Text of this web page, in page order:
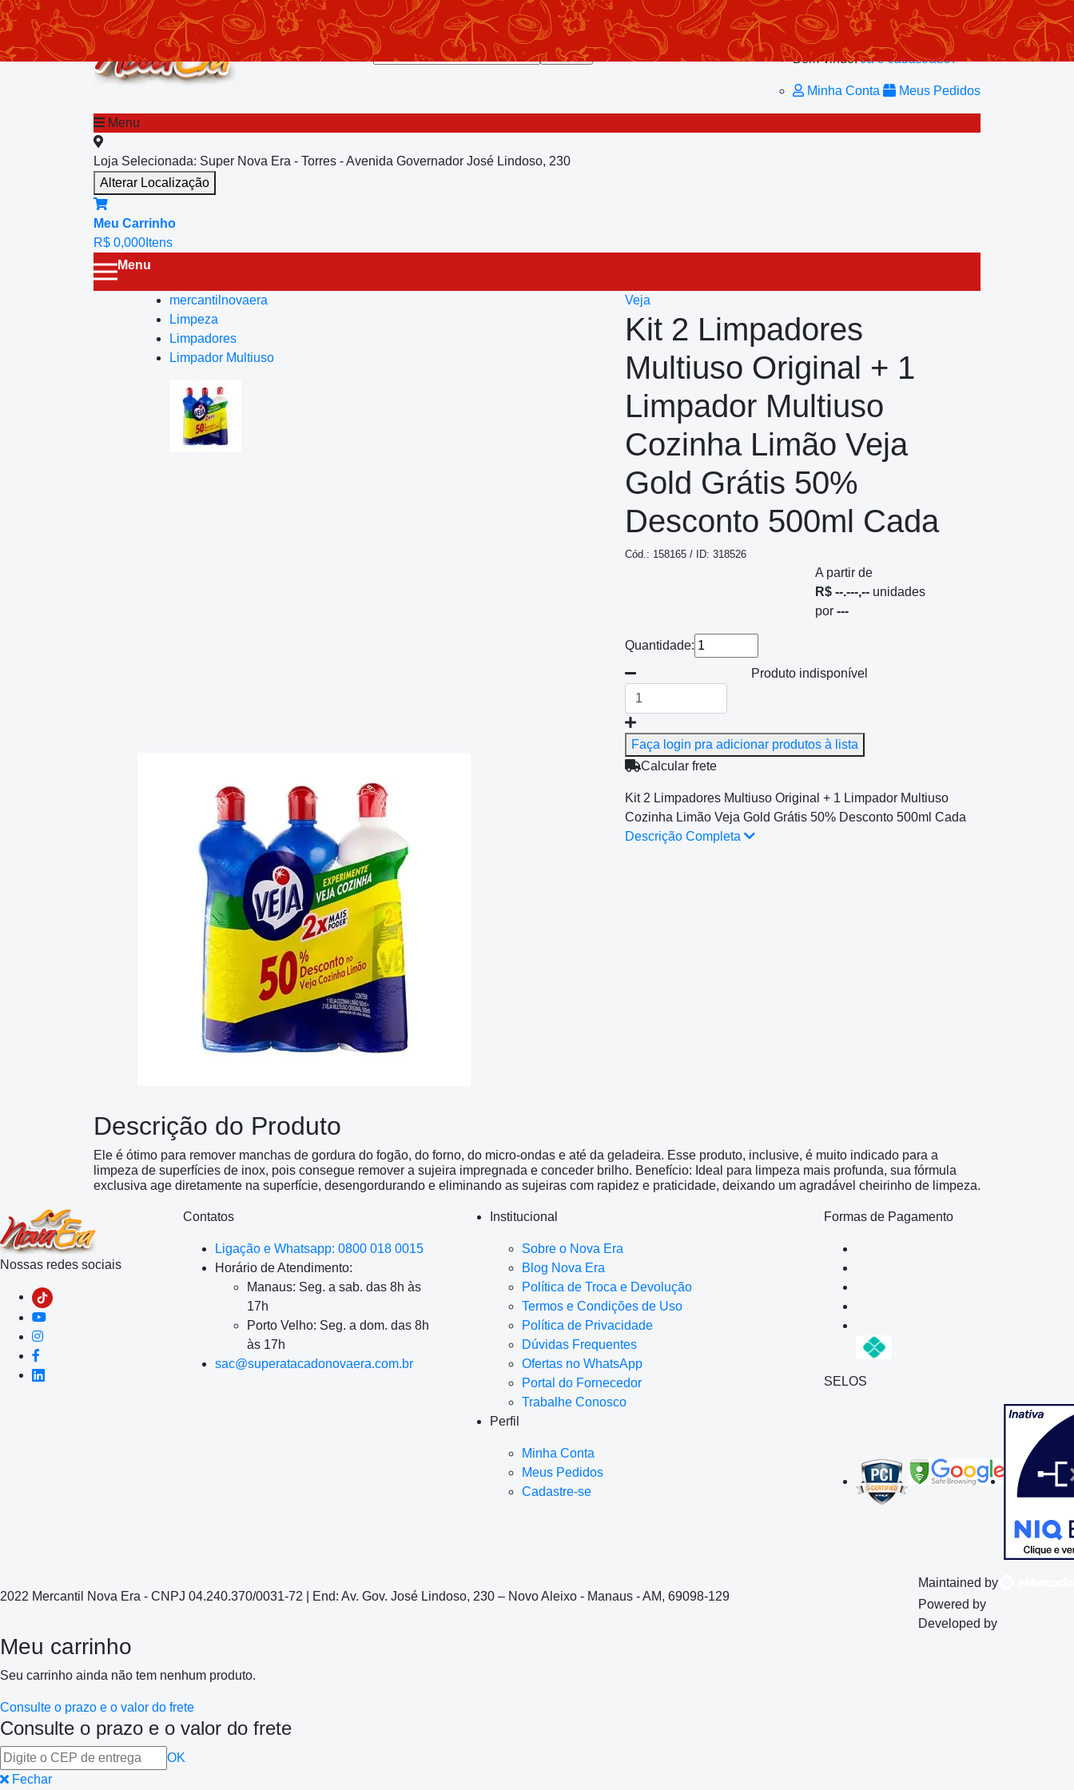
Repetir Pedido
Minha Conta
Bem-vindo!Já é cadastrado?
Minha Conta Meus Pedidos
Menu
Loja Selecionada: Super Nova Era - Torres - Avenida Governador José Lindoso, 230
Alterar Localização
Meu Carrinho
R$ 0,000 Itens
Menu
mercantilnovaera
Limpeza
Limpadores
Limpador Multiuso
Veja
Kit 2 Limpadores
Multiuso Original + 1
Limpador Multiuso
Cozinha Limão Veja
Gold Grátis 50%
Desconto 500ml Cada
Cód.: 158165 / ID: 318526
A partir de
R$ --.---,--unidades
por ---
Quantidade:
Produto indisponível
Faça login pra adicionar produtos à lista
Calcular frete
Kit 2 Limpadores Multiuso Original + 1 Limpador Multiuso
Cozinha Limão Veja Gold Grátis 50% Desconto 500ml Cada
Descrição Completa
Descrição do Produto
Ele é ótimo para remover manchas de gordura do fogão, do forno, do micro-ondas e até da geladeira. Esse produto, inclusive, é muito indicado para a
limpeza de superfícies de inox, pois consegue remover a sujeira impregnada e conceder brilho. Benefício: Ideal para limpeza mais profunda, sua fórmula
exclusiva age diretamente na superfície, desengordurando e eliminando as sujeiras com rapidez e praticidade, deixando um agradável cheirinho de limpeza.
Nossas redes sociais
Contatos
Ligação e Whatsapp: 0800 018 0015
Horário de Atendimento:
Manaus: Seg. a sab. das 8h às
17h
Porto Velho: Seg. a dom. das 8h
às 17h
sac@superatacadonovaera.com.br
Institucional
Sobre o Nova Era
Blog Nova Era
Política de Troca e Devolução
Termos e Condições de Uso
Política de Privacidade
Dúvidas Frequentes
Ofertas no WhatsApp
Portal do Fornecedor
Trabalhe Conosco
Perfil
Minha Conta
Meus Pedidos
Cadastre-se
Formas de Pagamento
SELOS
2022 Mercantil Nova Era - CNPJ 04.240.370/0031-72 | End: Av. Gov. José Lindoso, 230 – Novo Aleixo - Manaus - AM, 69098-129
Maintained by
Powered by
Developed by
Meu carrinho
Seu carrinho ainda não tem nenhum produto.
Consulte o prazo e o valor do frete
Consulte o prazo e o valor do frete
OK
Fechar